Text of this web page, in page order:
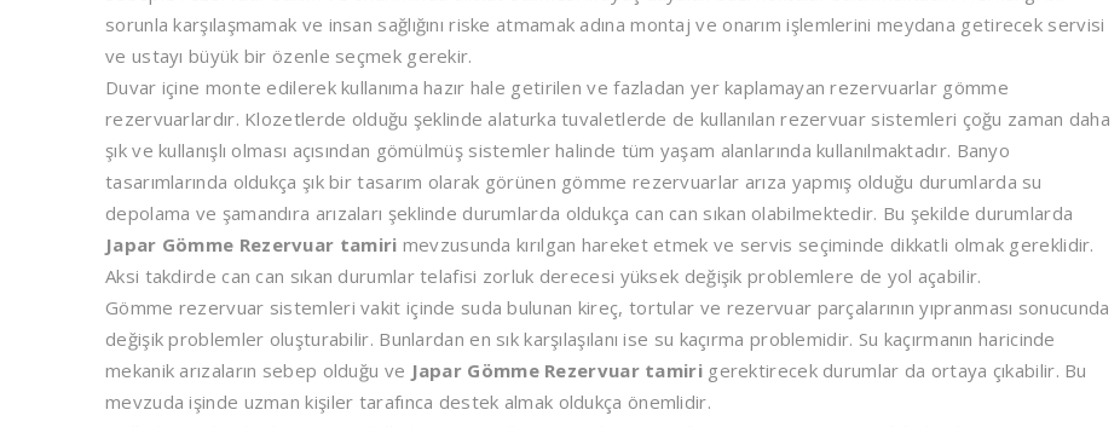
sorunla karşılaşmamak ve insan sağlığını riske atmamak adına montaj ve onarım işlemlerini meydana getirecek servisi
ve ustayı büyük bir özenle seçmek gerekir.
Duvar içine monte edilerek kullanıma hazır hale getirilen ve fazladan yer kaplamayan rezervuarlar gömme
rezervuarlardır. Klozetlerde olduğu şeklinde alaturka tuvaletlerde de kullanılan rezervuar sistemleri çoğu zaman daha
şık ve kullanışlı olması açısından gömülmüş sistemler halinde tüm yaşam alanlarında kullanılmaktadır. Banyo
tasarımlarında oldukça şık bir tasarım olarak görünen gömme rezervuarlar arıza yapmış olduğu durumlarda su
depolama ve şamandıra arızaları şeklinde durumlarda oldukça can can sıkan olabilmektedir. Bu şekilde durumlarda
Japar Gömme Rezervuar tamiri mevzusunda kırılgan hareket etmek ve servis seçiminde dikkatli olmak gereklidir.
Aksi takdirde can can sıkan durumlar telafisi zorluk derecesi yüksek değişik problemlere de yol açabilir.
Gömme rezervuar sistemleri vakit içinde suda bulunan kireç, tortular ve rezervuar parçalarının yıpranması sonucunda
değişik problemler oluşturabilir. Bunlardan en sık karşılaşılanı ise su kaçırma problemidir. Su kaçırmanın haricinde
mekanik arızaların sebep olduğu ve Japar Gömme Rezervuar tamiri gerektirecek durumlar da ortaya çıkabilir. Bu
mevzuda işinde uzman kişiler tarafınca destek almak oldukça önemlidir.